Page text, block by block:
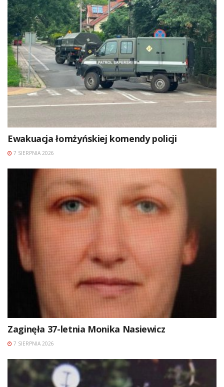
Ewakuacja łomżyńskiej komendy policji
7 SIERPNIA 2026
Zaginęła 37-letnia Monika Nasiewicz
7 SIERPNIA 2026